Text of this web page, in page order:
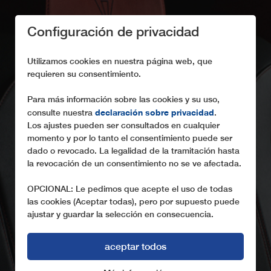
CALIDAD SUPERIOR
LEITNER apuesta decididamente por la máxima
calidad
Configuración de privacidad
Utilizamos cookies en nuestra página web, que
requieren su consentimiento.
Para más información sobre las cookies y su uso,
consulte nuestra declaración sobre privacidad.
Los ajustes pueden ser consultados en cualquier
momento y por lo tanto el consentimiento puede ser
dado o revocado. La legalidad de la tramitación hasta
la revocación de un consentimiento no se ve afectada.
OPCIONAL: Le pedimos que acepte el uso de todas
las cookies (Aceptar todas), pero por supuesto puede
ajustar y guardar la selección en consecuencia.
aceptar todos